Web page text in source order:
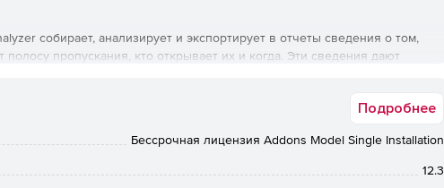
собирает, анализирует и экспортирует в отчеты сведения о том,
пропускания, кто открывает их и когда. Эти сведения дают
NetFlow Analyzer: Подробнее
Бессрочная лицензия Addons Model Single Installation
12.3